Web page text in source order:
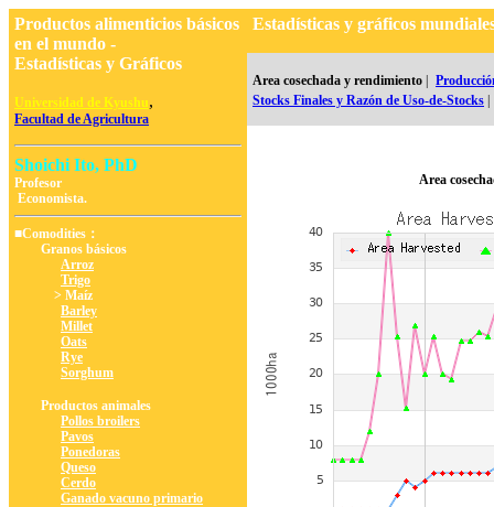
Productos alimenticios básicos
en el mundo -
Estadísticas y Gráficos
Universidad de Kyushu,
Facultad de Agricultura
Shoichi Ito, PhD
Profesor
Economista.
■Comodities：
Granos básicos
Arroz
Trigo
> Maíz
Barley
Millet
Oats
Rye
Sorghum
Productos animales
Pollos broilers
Pavos
Ponedoras
Queso
Cerdo
Ganado vacuno primario
Estadísticas y gráficos
Area cosechada y rendimiento
Stocks Finales y Razón de Uso-de-Stocks
Area